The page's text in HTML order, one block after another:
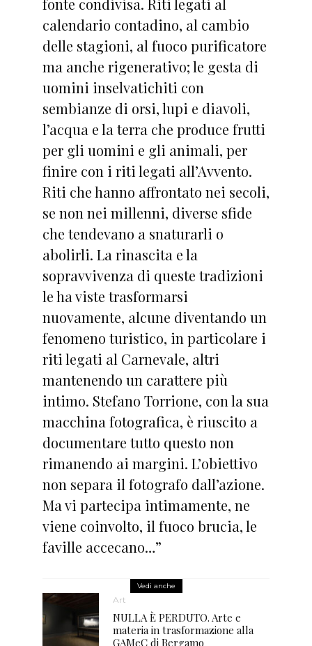
fonte condivisa. Riti legati al
calendario contadino, al cambio
delle stagioni, al fuoco purificatore
ma anche rigenerativo; le gesta di
uomini inselvatichiti con
sembianze di orsi, lupi e diavoli,
l’acqua e la terra che produce frutti
per gli uomini e gli animali, per
finire con i riti legati all’Avvento.
Riti che hanno affrontato nei secoli,
se non nei millenni, diverse sfide
che tendevano a snaturarli o
abolirli. La rinascita e la
sopravvivenza di queste tradizioni
le ha viste trasformarsi
nuovamente, alcune diventando un
fenomeno turistico, in particolare i
riti legati al Carnevale, altri
mantenendo un carattere più
intimo. Stefano Torrione, con la sua
macchina fotografica, è riuscito a
documentare tutto questo non
rimanendo ai margini. L’obiettivo
non separa il fotografo dall’azione.
Ma vi partecipa intimamente, ne
viene coinvolto, il fuoco brucia, le
faville accecano…”
Vedi anche
Art
NULLA È PERDUTO. Arte e
materia in trasformazione alla
GAMeC di Bergamo